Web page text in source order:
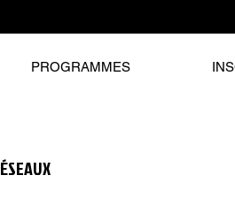
PROGRAMMES
ÉSEAUX